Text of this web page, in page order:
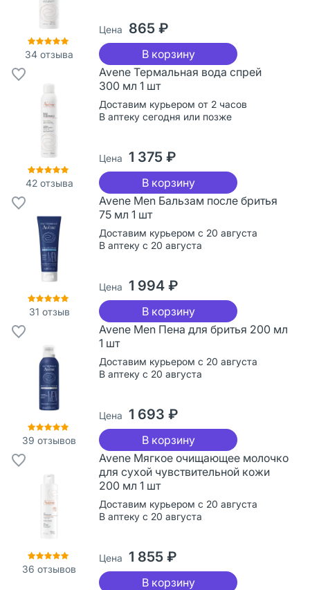
34 отзыва
Цена 865 ₽
В корзину
42отзыва
Avene Термальная вода спрей
300 мл 1 шт
Доставим курьером от 2 часов
В аптеку сегодня или позже
Цена 1 375 ₽
В корзину
31 отзыв
Avene Men Бальзам после бритья
75 мл 1 шт
Доставим курьером с 20 августа
В аптеку с 20 августа
Цена 1 994 ₽
В корзину
39 отзывов
Avene Men Пена для бритья 200 мл
1 шт
Доставим курьером с 20 августа
В аптеку с 20 августа
Цена 1 693 ₽
В корзину
36 отзывов
Avene Мягкое очищающее молочко
для сухой чувствительной кожи
200 мл 1 шт
Доставим курьером с 20 августа
В аптеку с 20 августа
Цена 1 855 ₽
В корзину